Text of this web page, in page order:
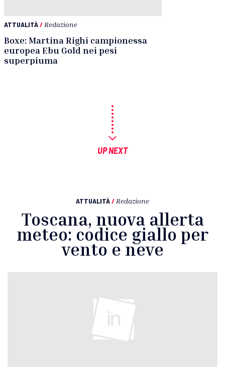
ATTUALITÀ/ Redazione
Boxe: Martina Righi campionessa
europea Ebu Gold nei pesi
superpiuma
UP NEXT
ATTUALITÀ/ Redazione
Toscana, nuova allerta
meteo: codice giallo per
vento e neve